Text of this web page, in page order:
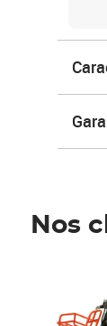
Nos